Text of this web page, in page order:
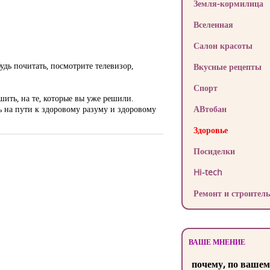
почитать, посмотрите телевизор,
на те, которые вы уже решили.
пути к здоровому разуму и здоровому
Земля-кормилица
Вселенная
Салон красоты
Вкусные рецепты
Спорт
АВтобан
Здоровье
Посиделки
Hi-tech
Ремонт и
ВАШЕ МНЕНИЕ
почему, по